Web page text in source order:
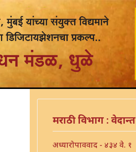
मराठी विभाग : वेदान्त
अध्यारोपाववाद - ४३४ वे. १